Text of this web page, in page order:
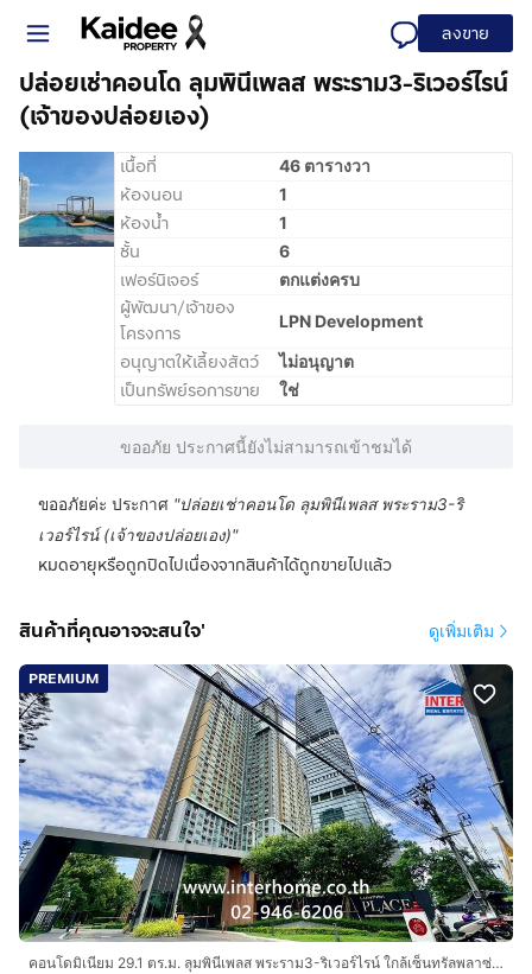
ลงขาย
ปล่อยเช่าคอนโด ลุมพินีเพลส พระราม3-ริเวอร์ไรน์
(เจ้าของปล่อยเอง)
เนื้อที่ 46 ตารางวา
ห้องนอน 1
ห้องน้ำ 1
ชั้น 6
เฟอร์นิเจอร์ ตกแต่งครบ
ผู้พัฒนา/เจ้าของ
โครงการ
LPN Development
อนุญาตให้เลี้ยงสัตว์ ไม่อนุญาต
เป็นทรัพย์รอการขาย ใช่
ขออภัย ประกาศนี้ยังไม่สามารถเข้าชมได้
ขออภัยค่ะ ประกาศ "ปล่อยเช่าคอนโด ลุมพินีเพลส พระราม3-ริ
เวอร์ไรน์ (เจ้าของปล่อยเอง)"
หมดอายุหรือถูกปิดไปเนื่องจากสินค้าได้ถูกขายไปแล้ว
สินค้าที่คุณอาจจะสนใจ' ดูเพิ่มเติม
PREMIUM
คอนโดมิเนียม 29.1 ตร.ม. ลุมพินีเพลส พระราม3-ริเวอร์ไรน์ ใกล้เซ็นทรัลพลาซ่า พระราม3 ถนนวงแหวนอุตสาหกรรม เขตยานนาวา กรุงเทพมหานคร